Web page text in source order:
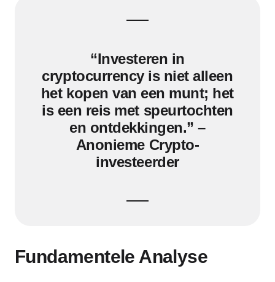
“Investeren in
cryptocurrency is niet alleen
het kopen van een munt; het
is een reis met speurtochten
en ontdekkingen.” –
Anonieme Crypto-
investeerder
Fundamentele Analyse